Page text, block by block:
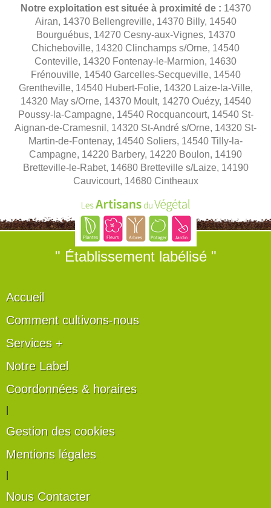
Notre exploitation est située à proximité de : 14370
Airan, 14370 Bellengreville, 14370 Billy, 14540
Bourguébus, 14270 Cesny-aux-Vignes, 14370
Chicheboville, 14320 Clinchamps s/Orne, 14540
Conteville, 14320 Fontenay-le-Marmion, 14630
Frénouville, 14540 Garcelles-Secqueville, 14540
Grentheville, 14540 Hubert-Folie, 14320 Laize-la-Ville,
14320 May s/Orne, 14370 Moult, 14270 Ouézy, 14540
Poussy-la-Campagne, 14540 Rocquancourt, 14540 St-
Aignan-de-Cramesnil, 14320 St-André s/Orne, 14320 St-
Martin-de-Fontenay, 14540 Soliers, 14540 Tilly-la-
Campagne, 14220 Barbery, 14220 Boulon, 14190
Bretteville-le-Rabet, 14680 Bretteville s/Laize, 14190
Cauvicourt, 14680 Cintheaux
" Établissement labélisé "
Accueil
Comment cultivons-nous
Services +
Notre Label
Coordonnées & horaires
Gestion des cookies
Mentions légales
Nous Contacter